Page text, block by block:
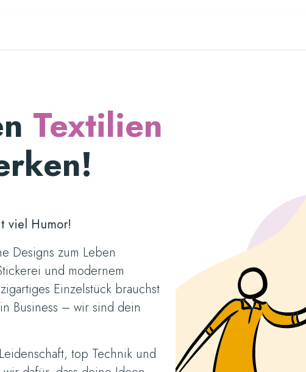
Textilien
viel Humor!
Designs zum Leben
und modernem
Einzelstück brauchst
Business – wir sind dein
top Technik und